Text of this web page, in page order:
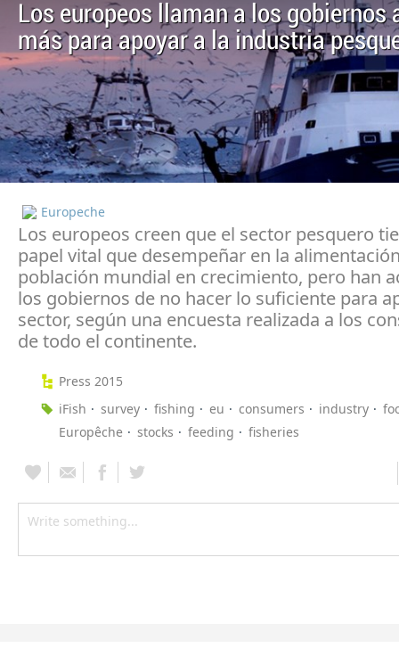
Los europeos llaman a los gobiernos
más para apoyar a la industria
Europeche
Los europeos creen que el sector pesquero
papel vital que desempeñar en la
población mundial en crecimiento, pero han
los gobiernos de no hacer lo suficiente para
sector, según una encuesta realizada a los
de todo el continente.
Press 2015
iFish
survey fishing eu consumers industry
Europêche
stocks feeding fisheries